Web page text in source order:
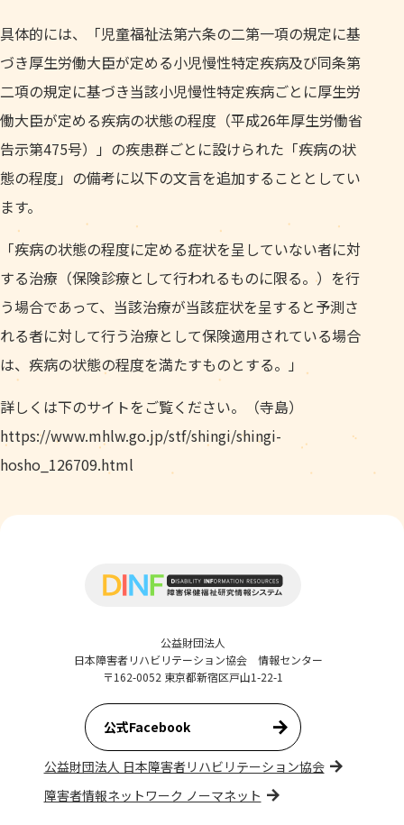
具体的には、「児童福祉法第六条の二第一項の規定に基
づき厚生労働大臣が定める小児慢性特定疾病及び同条第
二項の規定に基づき当該小児慢性特定疾病ごとに厚生労
働大臣が定める疾病の状態の程度（平成26年厚生労働省
告示第475号）」の疾患群ごとに設けられた「疾病の状
態の程度」の備考に以下の文言を追加することとしてい
ます。
「疾病の状態の程度に定める症状を呈していない者に対
する治療（保険診療として行われるものに限る。）を行
う場合であって、当該治療が当該症状を呈すると予測さ
れる者に対して行う治療として保険適用されている場合
は、疾病の状態の程度を満たすものとする。」
詳しくは下のサイトをご覧ください。（寺島）
https://www.mhlw.go.jp/stf/shingi/shingi-
hosho_126709.html
公益財団法人
日本障害者リハビリテーション協会 情報センター
〒162-0052 東京都新宿区戸山1-22-1
公式Facebook
公益財団法人 日本障害者リハビリテーション協会
障害者情報ネットワーク ノーマネット